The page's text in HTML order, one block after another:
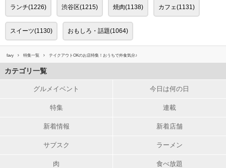
ランチ(1226) 渋谷区(1215) 焼肉(1138) カフェ(1131)
スイーツ(1130) おもしろ・話題(1064)
favy 特集一覧 テイクアウトOKのお店特集！おうちで外食気分♪
カテゴリ一覧
グルメイベント 今日は何の日
特集 連載
新着情報 新着店舗
サブスク ラーメン
肉 食べ放題